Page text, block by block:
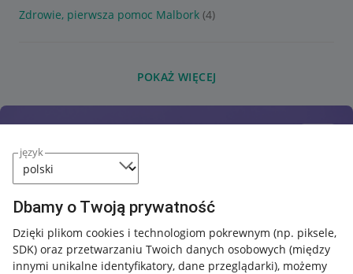
język
Dbamy o Twoją prywatność
Dzięki plikom cookies i technologiom pokrewnym (np. piksele,
SDK) oraz przetwarzaniu Twoich danych osobowych (między
innymi unikalne identyfikatory, dane przeglądarki), możemy
Zdrowie, pierwsza pomoc Malbork (4)
POKAŻ WIĘCEJ